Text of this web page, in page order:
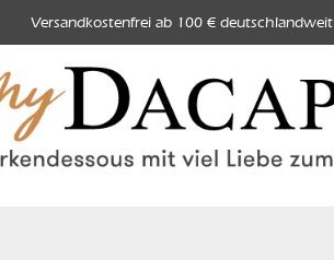
Versandkostenfrei ab 100 € deutschlandweit